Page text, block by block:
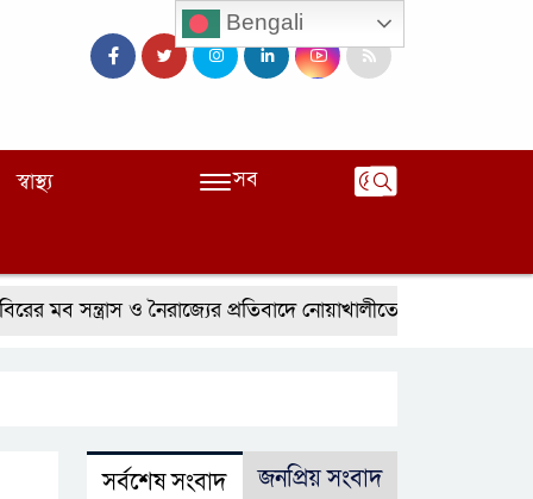
স্বাস্থ্য সব
মব সন্ত্রাস ও নৈরাজ্যের প্রতিবাদে নোয়াখালীতে ছাত্রদলের বিক্ষোভ
সর্বশেষ সংবাদ জনপ্রিয় সংবাদ
Bengali